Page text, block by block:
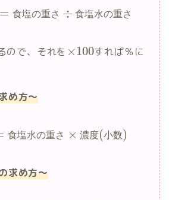
食塩水
混ぜ合わせたもの
33g
300 200 +300 = 500
= 食塩の重さ ÷ 食塩水の重さ
ので、それを ×100すれば％に
め方～
食塩水の重さ × 濃度(小数)
求め方～